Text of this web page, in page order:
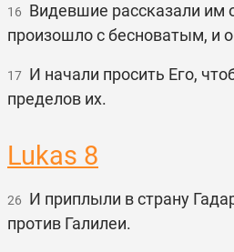
16 Видевшие рассказали им
произошло с бесноватым, и
17 И начали просить Его,
пределов их.
Lukas 8
26 И приплыли в страну
против Галилеи.